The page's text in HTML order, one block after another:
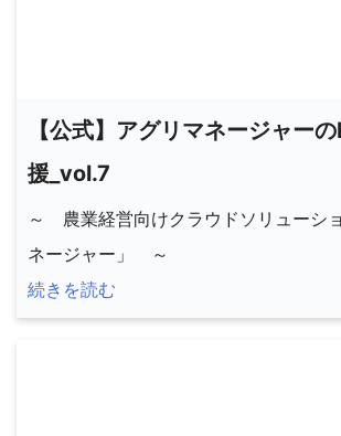
【公式】アグリマネージャー
援_vol.7
～ 農業経営向けクラウドソリューシ
ネージャー」 ～
続きを読む